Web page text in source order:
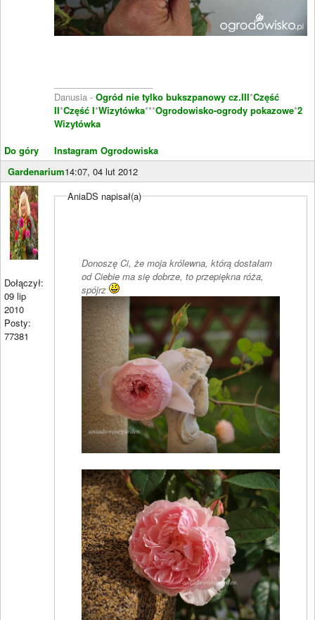
Do góry
Danusia - Ogród nie tylko bukszpanowy cz.III*Część
II*Część I*Wizytówka***Ogrodowisko-ogrody pokazowe*2
Wizytówka
Instagram Ogrodowiska
Gardenarium14:07, 04 lut 2012
Dołączył:
09 lip
2010
Posty:
77381
AniaDS napisał(a)
Donoszę Ci, że moja królewna, którą dostałam
od Ciebie ma się dobrze, to przepiękna róża,
spójrz